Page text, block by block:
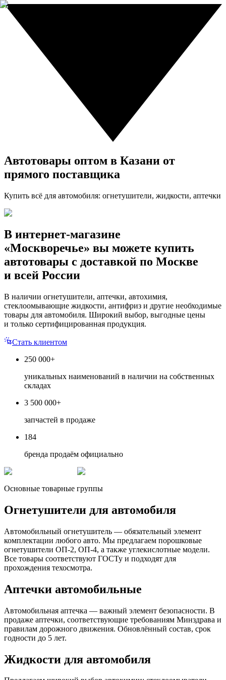
Автотовары оптом в Казани от
прямого поставщика
Купить всё для автомобиля: огнетушители, жидкости, аптечки
В интернет-магазине
«Москворечье» вы можете купить
автотовары с доставкой по Москве
и всей России
В наличии огнетушители, аптечки, автохимия,
стеклоомывающие жидкости, антифриз и другие необходимые
товары для автомобиля. Широкий выбор, выгодные цены
и только сертифицированная продукция.
Стать клиентом
250 000+
уникальных наименований в наличии на собственных
складах
3 500 000+
запчастей в продаже
184
бренда продаём официально
Основные товарные группы
Огнетушители для автомобиля
Автомобильный огнетушитель — обязательный элемент
комплектации любого авто. Мы предлагаем порошковые
огнетушители ОП-2, ОП-4, а также углекислотные модели.
Все товары соответствуют ГОСТу и подходят для
прохождения техосмотра.
Аптечки автомобильные
Автомобильная аптечка — важный элемент безопасности. В
продаже аптечки, соответствующие требованиям Минздрава и
правилам дорожного движения. Обновлённый состав, срок
годности до 5 лет.
Жидкости для автомобиля